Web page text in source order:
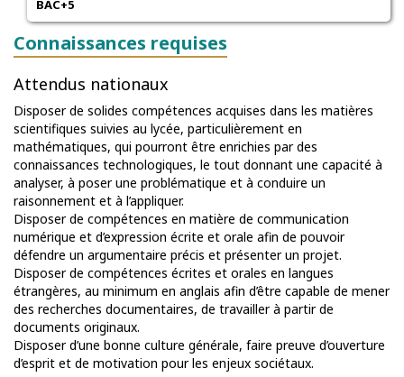
BAC+5
Connaissances requises
Attendus nationaux
Disposer de solides compétences acquises dans les matières
scientifiques suivies au lycée, particulièrement en
mathématiques, qui pourront être enrichies par des
connaissances technologiques, le tout donnant une capacité à
analyser, à poser une problématique et à conduire un
raisonnement et à l’appliquer.
Disposer de compétences en matière de communication
numérique et d’expression écrite et orale afin de pouvoir
défendre un argumentaire précis et présenter un projet.
Disposer de compétences écrites et orales en langues
étrangères, au minimum en anglais afin d’être capable de mener
des recherches documentaires, de travailler à partir de
documents originaux.
Disposer d’une bonne culture générale, faire preuve d’ouverture
d’esprit et de motivation pour les enjeux sociétaux.